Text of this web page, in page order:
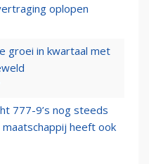
oplopen
groei in kwartaal met
777-9’s nog steeds
heeft ook